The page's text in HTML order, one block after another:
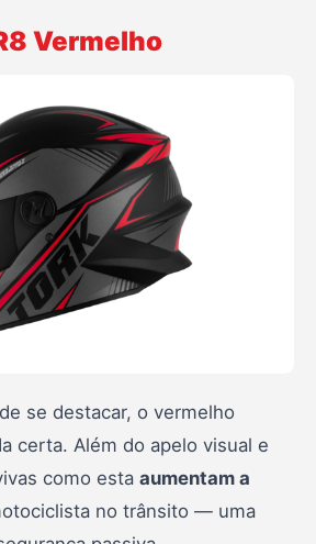
Vermelho
se destacar, o vermelho
certa. Além do apelo visual e
como esta aumentam a
no trânsito — uma